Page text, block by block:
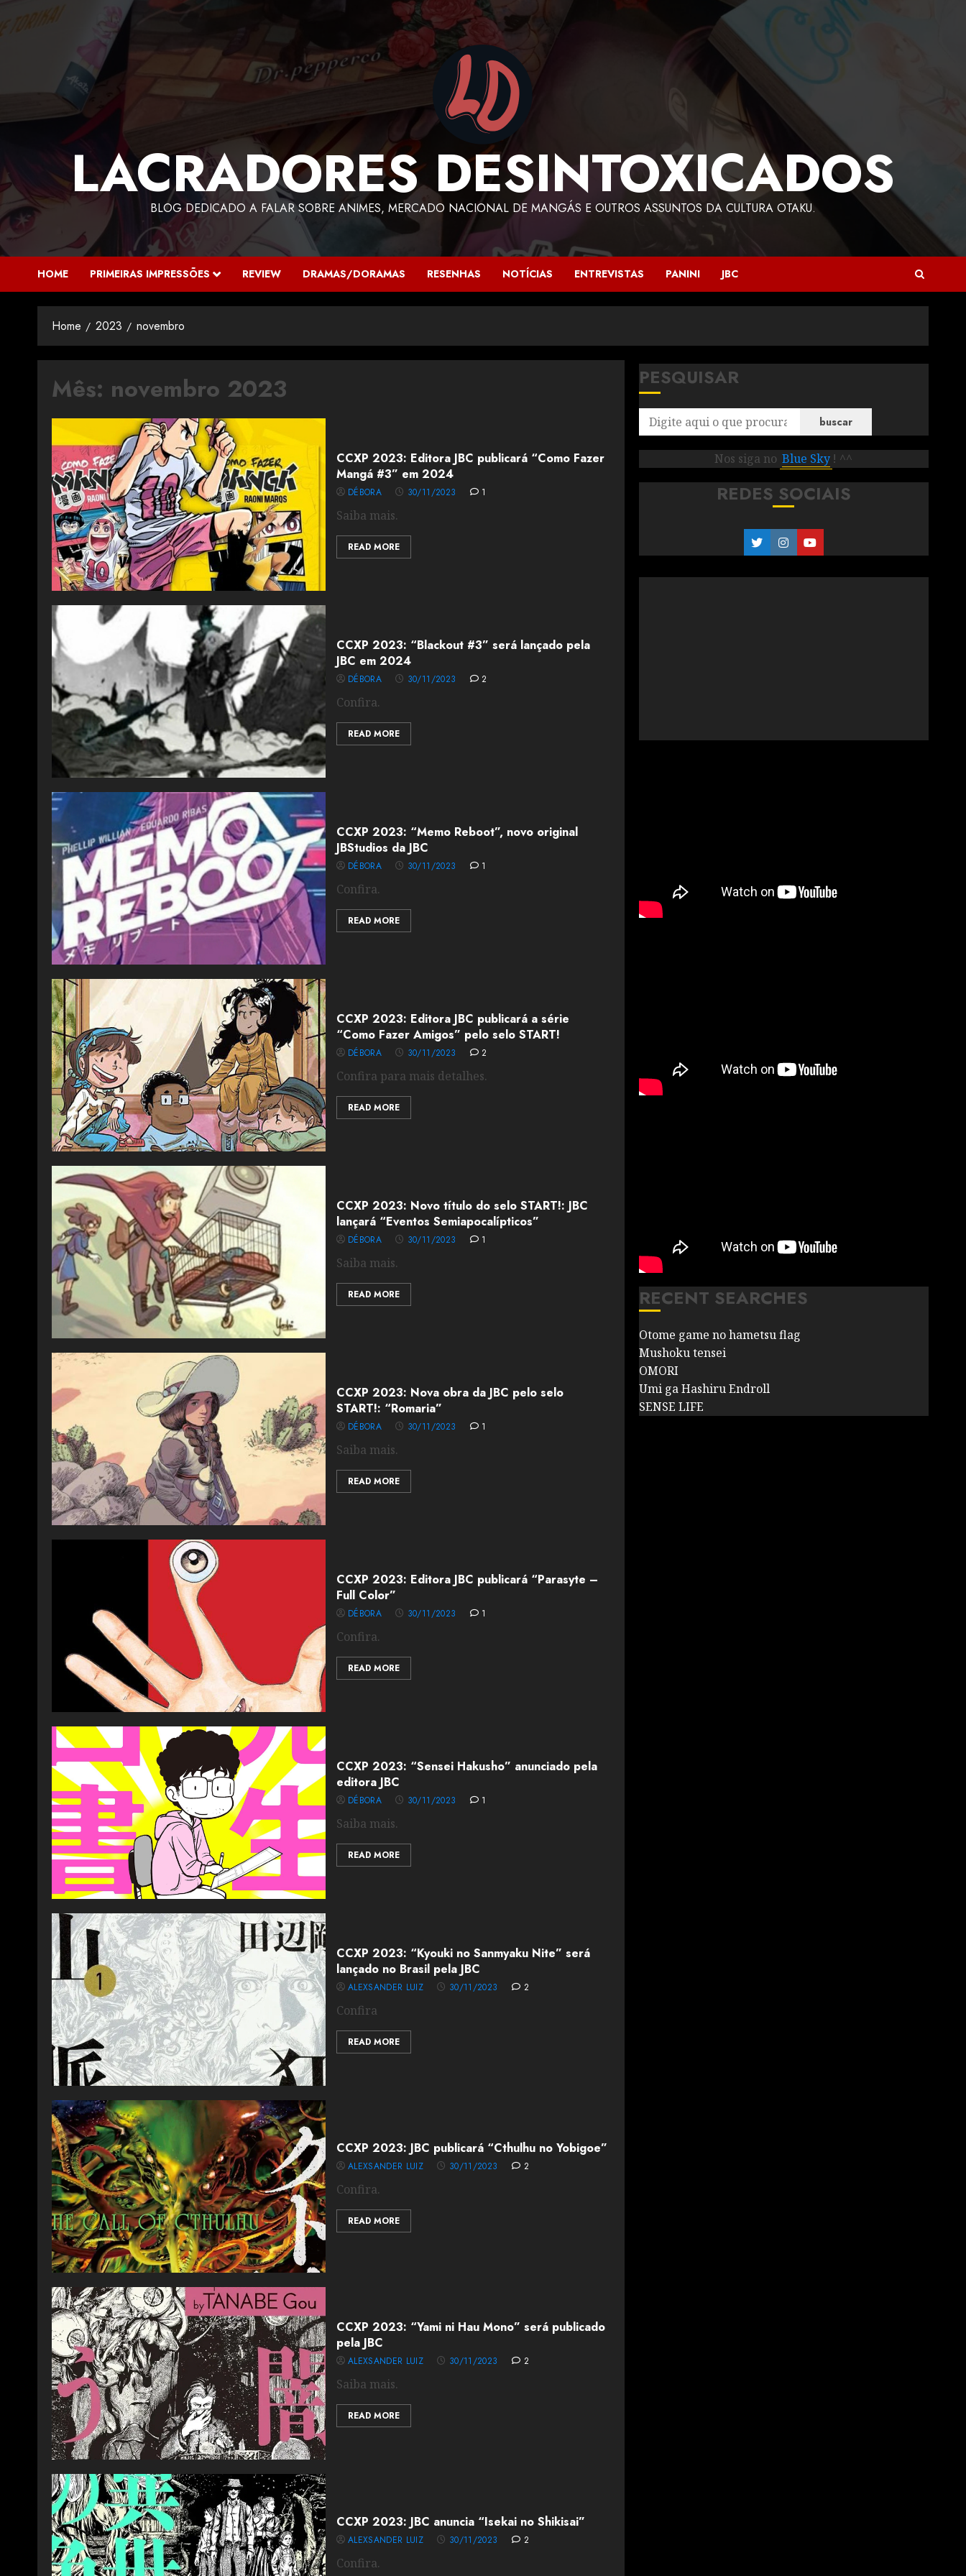
LACRADORES DESINTOXICADOS
BLOG DEDICADO A FALAR SOBRE ANIMES, MERCADO NACIONAL DE MANGÁS E OUTROS ASSUNTOS DA CULTURA OTAKU.
HOME PRIMEIRAS IMPRESSÕES REVIEW DRAMAS/DORAMAS RESENHAS NOTÍCIAS ENTREVISTAS PANINI JBC
Home 2023 novembro
Mês: novembro 2023
CCXP 2023: Editora JBC publicará “Como Fazer
Mangá #3” em 2024
DÉBORA 30/11/2023 1
Saiba mais.
READ MORE
CCXP 2023: “Blackout #3” será lançado pela
JBC em 2024
DÉBORA 30/11/2023 2
Confira.
READ MORE
CCXP 2023: “Memo Reboot”, novo original
JBStudios da JBC
DÉBORA 30/11/2023 1
Confira.
READ MORE
CCXP 2023: Editora JBC publicará a série
“Como Fazer Amigos” pelo selo START!
DÉBORA 30/11/2023 2
Confira para mais detalhes.
READ MORE
CCXP 2023: Novo título do selo START!: JBC
lançará “Eventos Semiapocalípticos”
DÉBORA 30/11/2023 1
Saiba mais.
READ MORE
CCXP 2023: Nova obra da JBC pelo selo
START!: “Romaria”
DÉBORA 30/11/2023 1
Saiba mais.
READ MORE
CCXP 2023: Editora JBC publicará “Parasyte –
Full Color”
DÉBORA 30/11/2023 1
Confira.
READ MORE
CCXP 2023: “Sensei Hakusho” anunciado pela
editora JBC
DÉBORA 30/11/2023 1
Saiba mais.
READ MORE
CCXP 2023: “Kyouki no Sanmyaku Nite” será
lançado no Brasil pela JBC
ALEXSANDER LUIZ 30/11/2023 2
Confira
READ MORE
CCXP 2023: JBC publicará “Cthulhu no Yobigoe”
ALEXSANDER LUIZ 30/11/2023 2
Confira.
READ MORE
CCXP 2023: “Yami ni Hau Mono” será publicado
pela JBC
ALEXSANDER LUIZ 30/11/2023 2
Saiba mais.
READ MORE
CCXP 2023: JBC anuncia “Isekai no Shikisai”
ALEXSANDER LUIZ 30/11/2023 2
Confira.
PESQUISAR
buscar
Nos siga no Blue Sky ! ^^
REDES SOCIAIS
RECENT SEARCHES
Otome game no hametsu flag
Mushoku tensei
OMORI
Umi ga Hashiru Endroll
SENSE LIFE